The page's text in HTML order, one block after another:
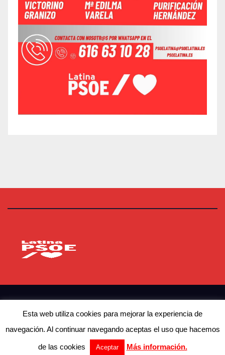
PSOE Latina
Contacto Actualidad
Esta web utiliza cookies para mejorar la experiencia de
navegación. Al continuar navegando aceptas el uso que hacemos
de las cookies Aceptar Más información.